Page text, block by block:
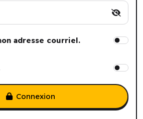
adresse courriel.
Connexion